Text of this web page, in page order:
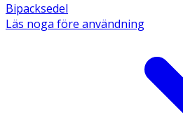
Bipacksedel
Läs noga före användning